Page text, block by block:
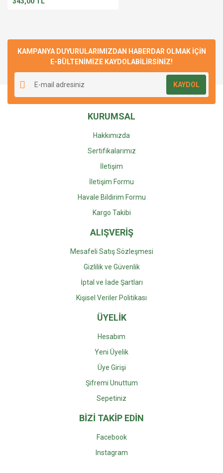
KAMPANYA DUYURULARIMIZDAN HABERDAR OLMAK İÇİN
E-BÜLTENİMİZE KAYDOLABİLİRSİNİZ!
KAYDOL
KURUMSAL
Hakkımızda
Sertifikalarımız
İletişim
İletişim Formu
Havale Bildirim Formu
Kargo Takibi
ALIŞVERİŞ
Mesafeli Satış Sözleşmesi
Gizlilik ve Güvenlik
İptal ve İade Şartları
Kişisel Veriler Politikası
ÜYELİK
Hesabım
Yeni Üyelik
Üye Girişi
Şifremi Unuttum
Sepetiniz
BİZİ TAKİP EDİN
Facebook
Instagram